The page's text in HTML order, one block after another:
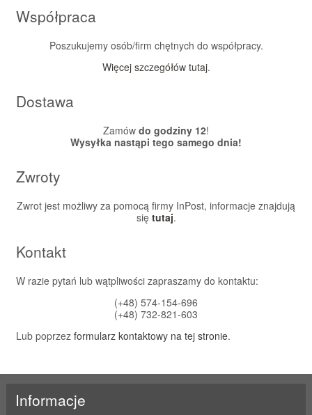
Współpraca
Poszukujemy osób/firm chętnych do współpracy.
Więcej szczegółów tutaj.
Dostawa
Zamów do godziny 12!
Wysyłka nastąpi tego samego dnia!
Zwroty
Zwrot jest możliwy za pomocą firmy InPost, informacje znajdują
się tutaj.
Kontakt
W razie pytań lub wątpliwości zapraszamy do kontaktu:
(+48) 574-154-696
(+48) 732-821-603
Lub poprzez formularz kontaktowy na tej stronie.
Informacje